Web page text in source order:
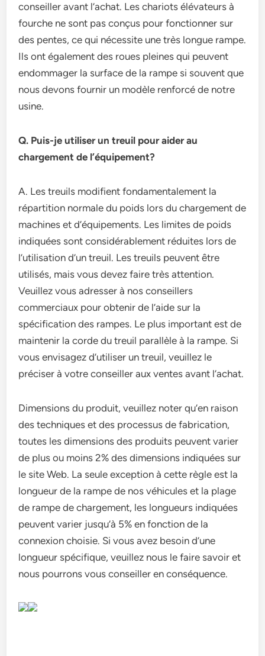
conseiller avant l’achat. Les chariots élévateurs à
fourche ne sont pas conçus pour fonctionner sur
des pentes, ce qui nécessite une très longue rampe.
Ils ont également des roues pleines qui peuvent
endommager la surface de la rampe si souvent que
nous devons fournir un modèle renforcé de notre
usine.
Q. Puis-je utiliser un treuil pour aider au
chargement de l’équipement?
A. Les treuils modifient fondamentalement la
répartition normale du poids lors du chargement de
machines et d’équipements. Les limites de poids
indiquées sont considérablement réduites lors de
l’utilisation d’un treuil. Les treuils peuvent être
utilisés, mais vous devez faire très attention.
Veuillez vous adresser à nos conseillers
commerciaux pour obtenir de l’aide sur la
spécification des rampes. Le plus important est de
maintenir la corde du treuil parallèle à la rampe. Si
vous envisagez d’utiliser un treuil, veuillez le
préciser à votre conseiller aux ventes avant l’achat.
Dimensions du produit, veuillez noter qu’en raison
des techniques et des processus de fabrication,
toutes les dimensions des produits peuvent varier
de plus ou moins 2% des dimensions indiquées sur
le site Web. La seule exception à cette règle est la
longueur de la rampe de nos véhicules et la plage
de rampe de chargement, les longueurs indiquées
peuvent varier jusqu’à 5% en fonction de la
connexion choisie. Si vous avez besoin d’une
longueur spécifique, veuillez nous le faire savoir et
nous pourrons vous conseiller en conséquence.